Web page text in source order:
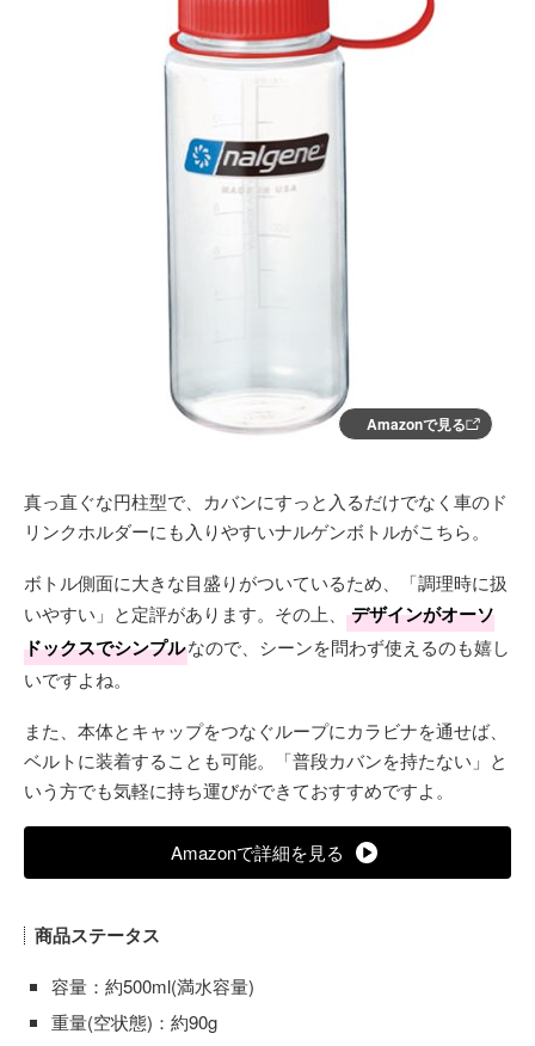
Amazonで見る
真っ直ぐな円柱型で、カバンにすっと入るだけでなく車のド
リンクホルダーにも入りやすいナルゲンボトルがこちら。
ボトル側面に大きな目盛りがついているため、「調理時に扱
いやすい」と定評があります。その上、
デザインがオーソ
ドックスでシンプルなので、シーンを問わず使えるのも嬉し
いですよね。
また、本体とキャップをつなぐループにカラビナを通せば、
ベルトに装着することも可能。「普段カバンを持たない」と
いう方でも気軽に持ち運びができておすすめですよ。
Amazonで詳細を見る
商品ステータス
容量：約500ml(満水容量)
重量(空状態)：約90g